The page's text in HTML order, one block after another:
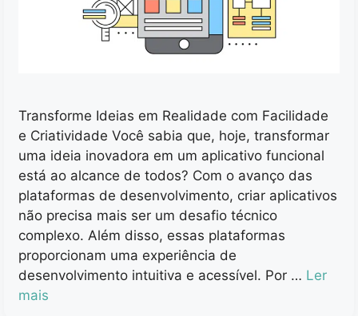
Transforme Ideias em Realidade com Facilidade
e Criatividade Você sabia que, hoje, transformar
uma ideia inovadora em um aplicativo funcional
está ao alcance de todos? Com o avanço das
plataformas de desenvolvimento, criar aplicativos
não precisa mais ser um desafio técnico
complexo. Além disso, essas plataformas
proporcionam uma experiência de
desenvolvimento intuitiva e acessível. Por … Ler
mais